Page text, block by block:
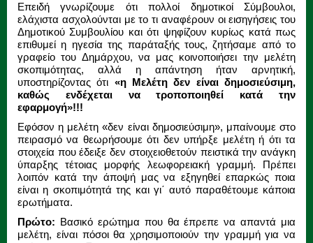
Επειδή γνωρίζουμε ότι πολλοί δημοτικοί Σύμβουλοι,
ελάχιστα ασχολούνται με το τι αναφέρουν οι εισηγήσεις του
Δημοτικού Συμβουλίου και ότι ψηφίζουν κυρίως κατά πως
επιθυμεί η ηγεσία της παράταξής τους, ζητήσαμε από το
γραφείο του Δημάρχου, να μας κοινοποιήσει την μελέτη
σκοπιμότητας, αλλά η απάντηση ήταν αρνητική,
υποστηρίζοντας ότι «η Μελέτη δεν είναι δημοσιεύσιμη,
καθώς ενδέχεται να τροποποιηθεί κατά την
εφαρμογή»!!!
Εφόσον η μελέτη «δεν είναι δημοσιεύσιμη», μπαίνουμε στο
πειρασμό να θεωρήσουμε ότι δεν υπήρξε μελέτη ή ότι τα
στοιχεία που έδειξε δεν στοιχειοθετούν πειστικά την ανάγκη
ύπαρξης τέτοιας μορφής λεωφορειακή γραμμή. Πρέπει
λοιπόν κατά την άποψή μας να εξηγηθεί επαρκώς ποια
είναι η σκοπιμότητά της και γι΄ αυτό παραθέτουμε κάποια
ερωτήματα.
Πρώτο: Βασικό ερώτημα που θα έπρεπε να απαντά μια
μελέτη, είναι πόσοι θα χρησιμοποιούν την γραμμή για να